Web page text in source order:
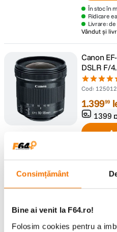
Consimțământ
Bine ai venit la F64.ro!
Folosim cookies pentru a
În stoc în
Ridicare
Livrare:
Vândut și
Canon
DSLR F/
Cod:
1.39999
1399
fidelitate
Ridicare
Vândut și
NIKKOR
Cod: